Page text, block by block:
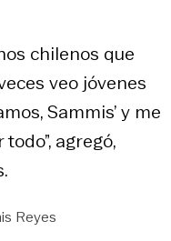
chilenos que
veo jóvenes
Sammis’ y me
agregó,
Reyes